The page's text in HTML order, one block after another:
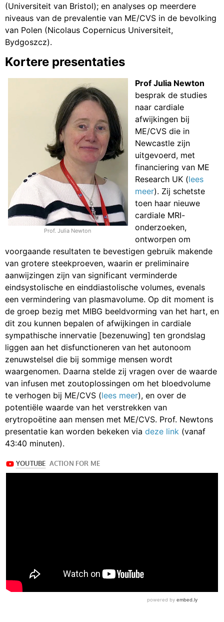
(Universiteit van Bristol); en analyses op meerdere
niveaus van de prevalentie van ME/CVS in de bevolking
van Polen (Nicolaus Copernicus Universiteit,
Bydgoszcz).
Kortere presentaties
Prof. Julia Newton
Prof Julia Newton
besprak de studies
naar cardiale
afwijkingen bij
ME/CVS die in
Newcastle zijn
uitgevoerd, met
financiering van ME
Research UK (lees
meer). Zij schetste
toen haar nieuwe
cardiale MRI-
onderzoeken,
ontworpen om
voorgaande resultaten te bevestigen gebruik makende
van grotere steekproeven, waarin er preliminaire
aanwijzingen zijn van significant verminderde
eindsystolische en einddiastolische volumes, evenals
een vermindering van plasmavolume. Op dit moment is
de groep bezig met MIBG beeldvorming van het hart, en
dit zou kunnen bepalen of afwijkingen in cardiale
sympathische innervatie [bezenuwing] ten grondslag
liggen aan het disfunctioneren van het autonoom
zenuwstelsel die bij sommige mensen wordt
waargenomen. Daarna stelde zij vragen over de waarde
van infusen met zoutoplossingen om het bloedvolume
te verhogen bij ME/CVS (lees meer), en over de
potentiële waarde van het verstrekken van
erytropoëtine aan mensen met ME/CVS. Prof. Newtons
presentatie kan worden bekeken via deze link (vanaf
43:40 minuten).